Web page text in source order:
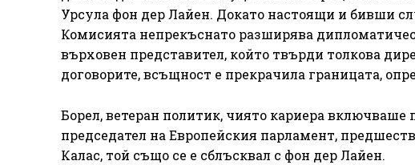
Урсула фон дер Лайен. Докато настоящи и бивши
Комисията непрекъснато разширява
върховен представител, който твърди толкова
договорите, всъщност е прекрачила границата,
Борел, ветеран политик, чиято кариера
председател на Европейския парламент,
Калас, той също се е сблъсквал с фон дер Лайен.